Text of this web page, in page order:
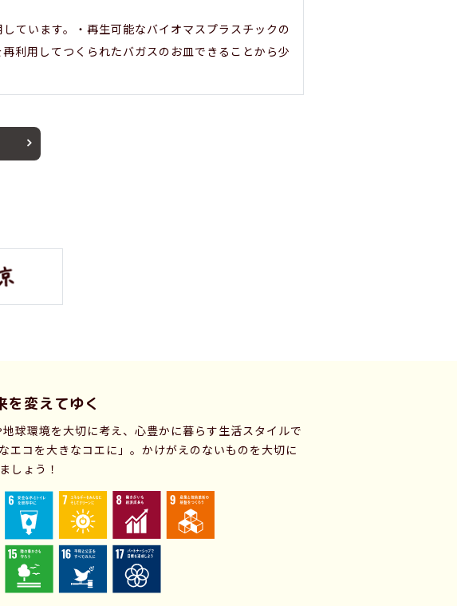
ています。・再生可能なバイオマスプラスチックの
利用してつくられたバガスのお皿できることから少
を変えてゆく
球環境を大切に考え、心豊かに暮らす生活スタイルで
エコを大きなコエに」。かけがえのないものを大切に
しょう！